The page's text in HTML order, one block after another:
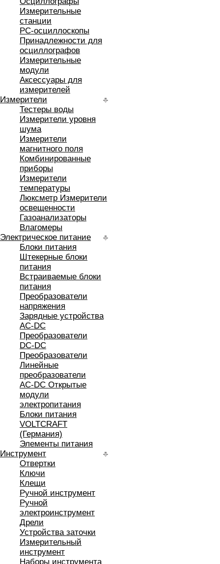
Измерительные
станции
РС-осциллоскопы
Принадлежности для
осциллографов
Измерительные
модули
Аксессуары для
измерителей
Измерители
Тестеры воды
Измерители уровня
шума
Измерители
магнитного поля
Комбинированные
приборы
Измерители
температуры
Люксметр Измерители
освещенности
Газоанализаторы
Влагомеры
Электрическое питание
Блоки питания
Штекерные блоки
питания
Встраиваемые блоки
питания
Преобразователи
напряжения
Зарядные устройства
AC-DC
Преобразователи
DC-DC
Преобразователи
Линейные
преобразователи
AC-DC Открытые
модули
электропитания
Блоки питания
VOLTCRAFT
(Германия)
Элементы питания
Инструмент
Отвертки
Ключи
Клещи
Ручной инструмент
Ручной
электроинструмент
Дрели
Устройства заточки
Измерительный
инструмент
Наборы инструмента